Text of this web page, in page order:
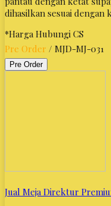
dihasilkan sesuai dengan
*Harga Hubungi CS
Pre Order / MJD-MJ-031
Pre Order
Jual Meja Direktur